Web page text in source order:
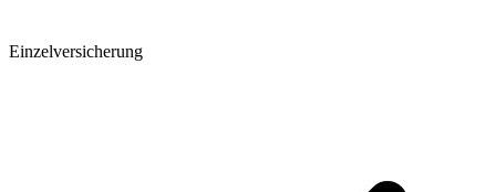
Einzelversicherung